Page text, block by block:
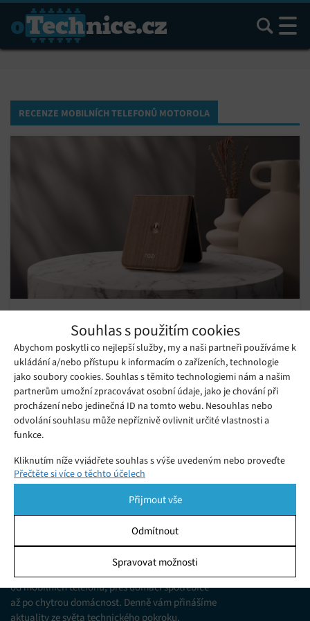
Souhlas s použitím cookies
Abychom poskytli co nejlepší služby, my a naši partneři používáme k
ukládání a/nebo přístupu k informacím o zařízeních, technologie
jako soubory cookies. Souhlas s těmito technologiemi nám a našim
partnerům umožní zpracovávat osobní údaje, jako je chování při
procházení nebo jedinečná ID na tomto webu. Nesouhlas nebo
odvolání souhlasu může nepříznivě ovlivnit určité vlastnosti a
funkce.
Kliknutím níže vyjádřete souhlas s výše uvedeným nebo proveďte
podrobnější rozhodnutí. Vaše volby budou použity pouze na tomto
pomocí přepínačů v Zásadách cookies nebo kliknutím na tlačítko
Spravovat souhlas ve spodní části obrazovky.
Ukládání a/nebo přístup k informacím v zařízení, Porozumění
publiku prostřednictvím statistik nebo kombinací údajů z
různých zdrojů.
Přečtěte si více o těchto účelech
Přijmout vše
Odmítnout
Spravovat možnosti
Hledat
RECENZE MOBILNÍCH TELEFONŮ MOTOROLA
moderním kabátu
Pondělí 28. 07. 2025 Martina
Recenze Motorola Razr 60 Ultra – skládací smartphone s
prémiovým designem, dobrým výkonem a několika
softwarovými nedostatky.
Jsme web zajímající se o technologické novinky
od mobilních telefonů, přes domácí spotřebiče
až po chytrou domácnost. Denně vám přinášíme
aktuality ze světa technického pokroku,